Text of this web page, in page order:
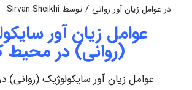
در عوامل زیان آور روانی / توسط Sirvan Sheikhi
عوامل زیان آور
(روانی) در محیط
عوامل زیان آور سایکولوژیک (روانی)